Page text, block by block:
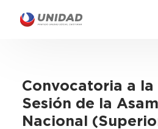
Convocatoria a
Sesión de la
Nacional